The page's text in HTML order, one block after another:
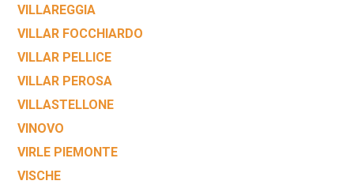
VILLAREGGIA
VILLAR FOCCHIARDO
VILLAR PELLICE
VILLAR PEROSA
VILLASTELLONE
VINOVO
VIRLE PIEMONTE
VISCHE